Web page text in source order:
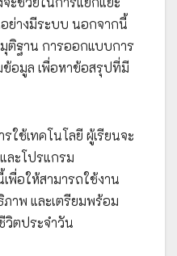
ย่างมีระบบ นอกจากนี้
ติฐาน การออกแบบการ
อมูล เพื่อหาข้อสรุปที่มี
ช้เทคโนโลยี ผู้เรียนจะ
ละโปรแกรม
พื่อให้สามารถใช้งาน
าพ และเตรียมพร้อม
วิตประจำวัน